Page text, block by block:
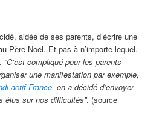
aidée de ses parents, d’écrire une
Père Noël. Et pas à n’importe lequel.
“C’est compliqué pour les parents
une manifestation par exemple,
actif France, on a décidé d’envoyer
élus sur nos difficultés”. (source